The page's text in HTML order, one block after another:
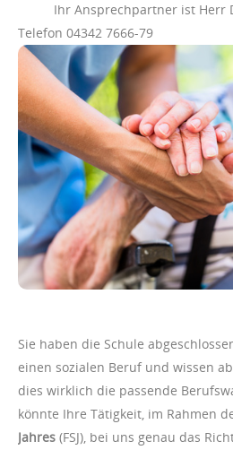
Ihr Ansprechpartner ist Herr
Telefon 04342 7666-79
Sie haben die Schule
einen sozialen Beruf und wissen
dies wirklich die passende
könnte Ihre Tätigkeit, im Rahmen
Jahres (FSJ), bei uns genau das